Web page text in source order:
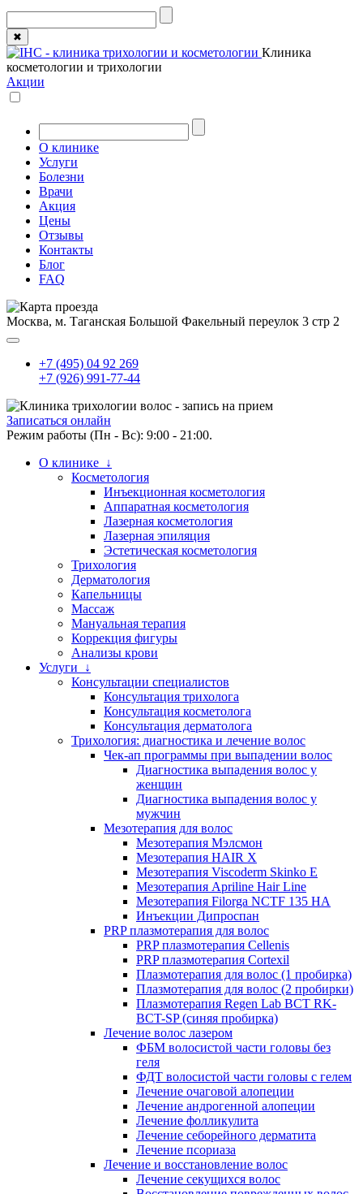
✖
Клиника
косметологии и трихологии
Акции
О клинике
Услуги
Болезни
Врачи
Акция
Цены
Отзывы
Контакты
Блог
FAQ
Москва, м. Таганская Большой Факельный переулок 3 стр 2
+7 (495) 04 92 269
+7 (926) 991-77-44
Записаться онлайн
Режим работы (Пн - Вс): 9:00 - 21:00.
О клинике ↓
Косметология
Инъекционная косметология
Аппаратная косметология
Лазерная косметология
Лазерная эпиляция
Эстетическая косметология
Трихология
Дерматология
Капельницы
Массаж
Мануальная терапия
Коррекция фигуры
Анализы крови
Услуги ↓
Консультации специалистов
Консультация трихолога
Консультация косметолога
Консультация дерматолога
Трихология: диагностика и лечение волос
Чек-ап программы при выпадении волос
Диагностика выпадения волос у
женщин
Диагностика выпадения волос у
мужчин
Мезотерапия для волос
Мезотерапия Мэлсмон
Мезотерапия HAIR X
Мезотерапия Viscoderm Skinko E
Мезотерапия Apriline Hair Line
Мезотерапия Filorga NCTF 135 HA
Инъекции Дипроспан
PRP плазмотерапия для волос
PRP плазмотерапия Cellenis
PRP плазмотерапия Cortexil
Плазмотерапия для волос (1 пробирка)
Плазмотерапия для волос (2 пробирки)
Плазмотерапия Regen Lab BCT RK-
BCT-SP (синяя пробирка)
Лечение волос лазером
ФБМ волосистой части головы без
геля
ФДТ волосистой части головы с гелем
Лечение очаговой алопеции
Лечение андрогенной алопеции
Лечение фолликулита
Лечение себорейного дерматита
Лечение псориаза
Лечение и восстановление волос
Лечение секущихся волос